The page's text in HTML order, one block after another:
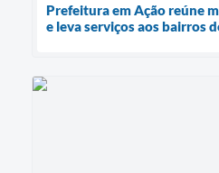
Prefeitura em Ação reúne
e leva serviços aos bairros